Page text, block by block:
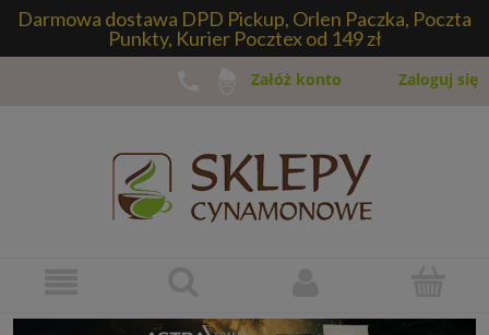
Darmowa dostawa DPD Pickup, Orlen Paczka, Poczta
Punkty, Kurier Pocztex od 149 zł
Załóż konto Zaloguj się